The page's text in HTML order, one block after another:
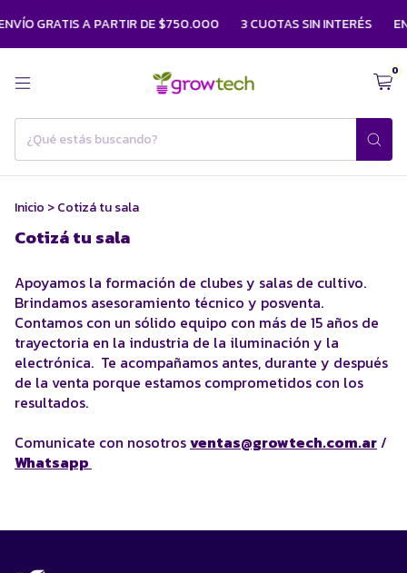
GRATIS A PARTIR DE $750.000 3 CUOTAS SIN INTERÉS
0
Inicio >Cotizá tu sala
Cotizá tu sala
Apoyamos la formación de clubes y salas de cultivo.
Brindamos asesoramiento técnico y posventa.
Contamos con un sólido equipo con más de 15 años de
trayectoria en la industria de la iluminación y la
electrónica. Te acompañamos antes, durante y después
de la venta porque estamos comprometidos con los
resultados.
Comunicate con nosotrosventas@growtech.com.ar/
Whatsapp